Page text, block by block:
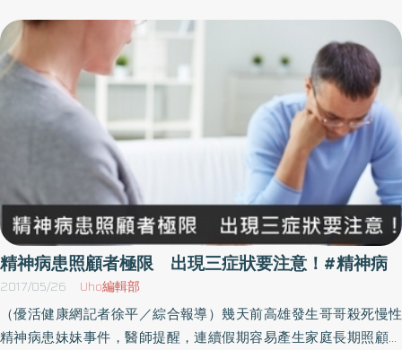
忽略了身邊的機緣。衛生福利部草屯療養院副院長張介信表示，在
現代快速變遷的社會中，幸福是大家企求的目標，也是身心健康的
重要指標，當天在現場也將安排免費心理健康檢查及In-body身體健
康分析檢測，並提供公務人員終身學習學分及志工學分等，歡迎民
眾踴躍參加。精神健康基金會南投健康學苑與南投縣政府文化局合
作，於7月8日(六)下午2時至5時，在文化局圖書館七樓，舉辦「派
特的幸福劇本」電影賞析座談會，由衛生福利部草屯療養院副院
長，也是南投精神健康學苑執行長張介信醫師，擔任映後座談主講
人。當天在現場也將安排免費心理健康檢查及In-body身體健康分析
檢測，並提供公務人員終身學習學分及志工學分等，歡迎民眾踴躍
參加。名稱：2017精神健康講座時間：106年7月8日（六）14：00
～17：00地點：南投縣政府文化局圖書館七樓-電影放映廳（南投縣
南投市中興路669號7樓）報名：hrttp://goo.gl/1XI4f5（也接受現場
報名）洽詢：049-2550800#5300高小姐
精神病患照顧者極限 出現三症狀要注意！#精神病
2017/05/26 Uho編輯部
（優活健康網記者徐平／綜合報導）幾天前高雄發生哥哥殺死慢性
精神病患妹妹事件，醫師提醒，連續假期容易產生家庭長期照顧者